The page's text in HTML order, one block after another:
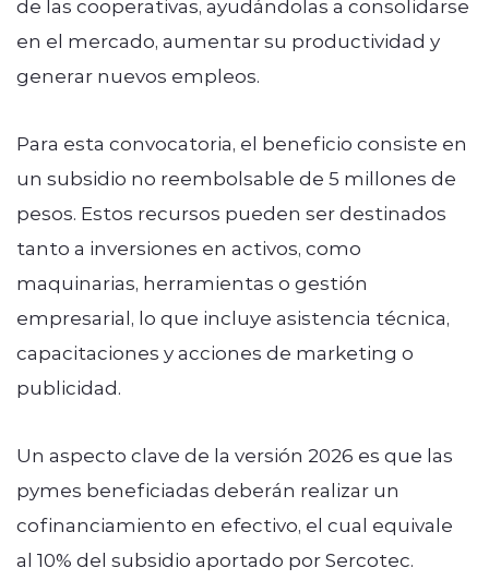
de las cooperativas, ayudándolas a consolidarse
en el mercado, aumentar su productividad y
generar nuevos empleos.
Para esta convocatoria, el beneficio consiste en
un subsidio no reembolsable de 5 millones de
pesos. Estos recursos pueden ser destinados
tanto a inversiones en activos, como
maquinarias, herramientas o gestión
empresarial, lo que incluye asistencia técnica,
capacitaciones y acciones de marketing o
publicidad.
Un aspecto clave de la versión 2026 es que las
pymes beneficiadas deberán realizar un
cofinanciamiento en efectivo, el cual equivale
al 10% del subsidio aportado por Sercotec.